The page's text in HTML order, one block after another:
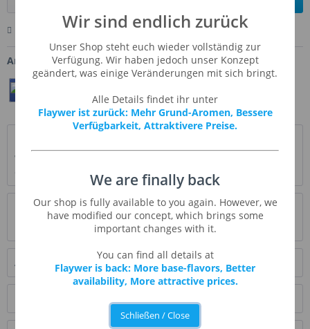
Bewerten Fragen zum Artikel
Artikel-Nr.: FW-CAWH
White Cake Flavor schmeckt wunderbar in Ihren Leckereien;
es bietet einen reichhaltigen...
mehr
Bewertungen
0
Bewertungen lesen, schreiben und diskutieren...
Ähnliche Artikel
Wir sind endlich zurück
Unser Shop steht euch wieder vollständig zur
Verfügung. Wir haben jedoch unser Konzept
geändert, was einige Veränderungen mit sich bringt.
Alle Details findet ihr unter
Flaywer ist zurück: Mehr Grund-Aromen, Bessere
Verfügbarkeit, Attraktivere Preise.
We are finally back
Our shop is fully available to you again. However, we
have modified our concept, which brings some
important changes with it.
You can find all details at
Flaywer is back: More base-flavors, Better
availability, More attractive prices.
Schließen / Close